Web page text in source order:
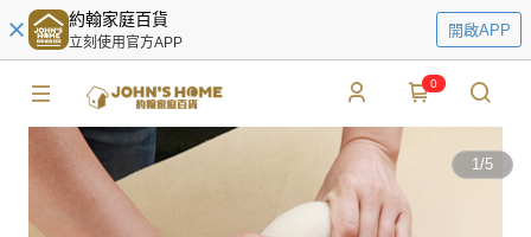
約翰家庭百貨
立刻使用官方APP
開啟APP
0
1/5